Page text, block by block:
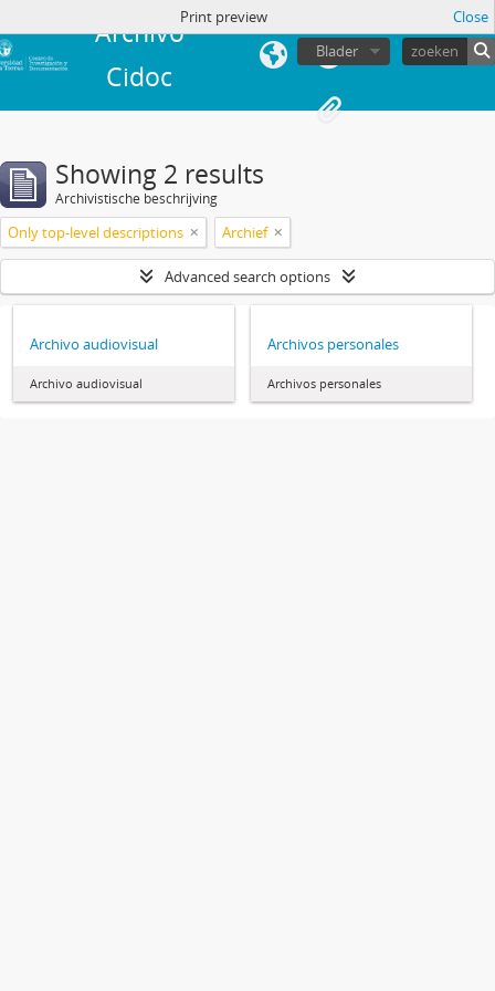
Archivo
Cidoc
Blader
Print preview Close
Showing 2 results
Archivistische beschrijving
Only top-level descriptions Archief
Advanced search options
Archivo audiovisual
Archivo audiovisual
Archivos personales
Archivos personales